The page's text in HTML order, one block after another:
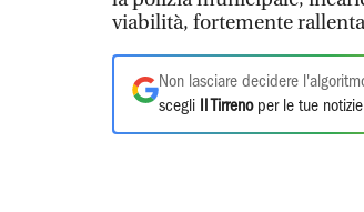
viabilità, fortemente
Non lasciare decidere
scegli
Il Tirrenoper le tue notizie